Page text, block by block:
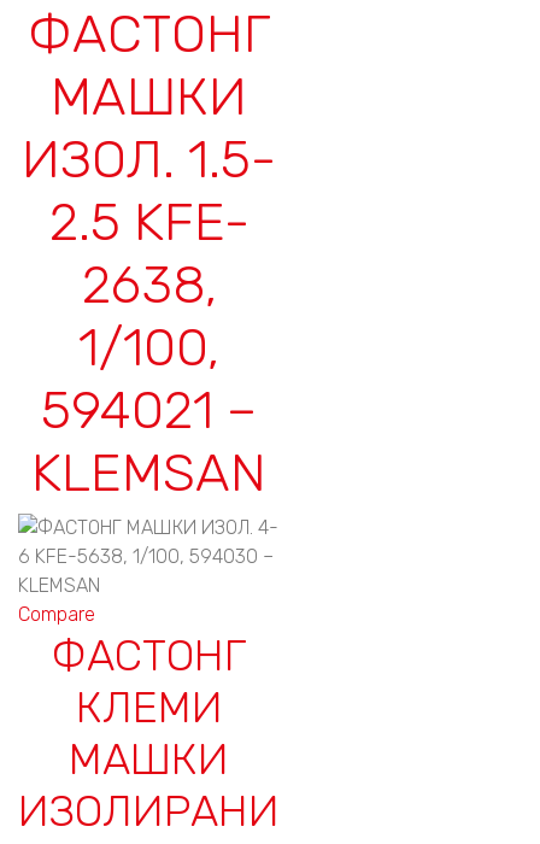
ФАСТОНГ
МАШКИ
ИЗОЛ. 1.5-
2.5 KFE-
2638,
1/100,
594021 –
KLEMSAN
Compare
ФАСТОНГ
КЛЕМИ
МАШКИ
ИЗОЛИРАНИ